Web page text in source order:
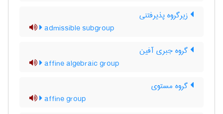
زیرگروه پذیرفتنی
admissible subgroup
گروه جبری آفین
affine algebraic group
گروه مستوی
affine group